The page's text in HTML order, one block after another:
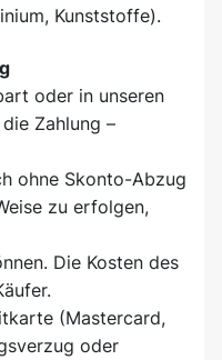
Kunststoffe).
oder in unseren
Zahlung –
ohne Skonto-Abzug
zu erfolgen,
Die Kosten des
(Mastercard,
oder